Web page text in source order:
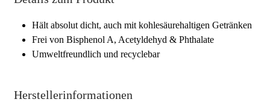
Hält absolut dicht, auch mit kohlesäurehaltigen Getränken
Frei von Bisphenol A, Acetyldehyd & Phthalate
Umweltfreundlich und recyclebar
Herstellerinformationen